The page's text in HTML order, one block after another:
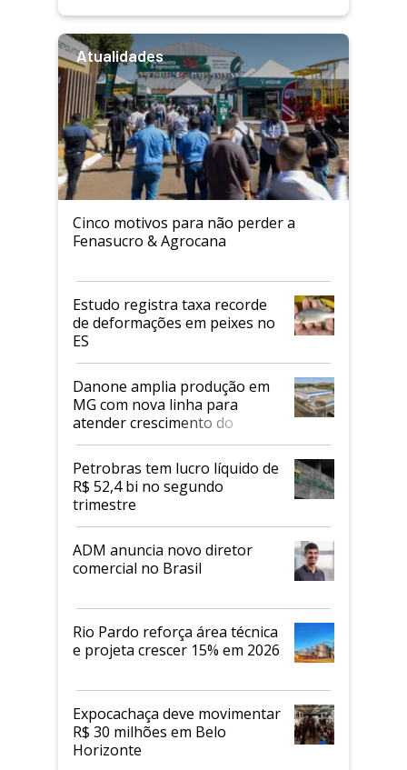
Atualidades
Cinco motivos para não perder a
Fenasucro & Agrocana
Estudo registra taxa recorde
de deformações em peixes no
ES
Danone amplia produção em
MG com nova linha para
atender crescimento do
mercado de alimentos
proteicos
Petrobras tem lucro líquido de
R$ 52,4 bi no segundo
trimestre
ADM anuncia novo diretor
comercial no Brasil
Rio Pardo reforça área técnica
e projeta crescer 15% em 2026
Expocachaça deve movimentar
R$ 30 milhões em Belo
Horizonte